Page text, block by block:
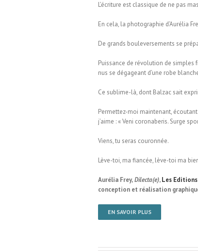
L’écriture est classique de ne pas
En cela, la photographie d’Aurélia
De grands bouleversements se
Puissance de révolution de simples
nus se dégageant d’une robe
Ce sublime-là, dont Balzac sait
Permettez-moi maintenant,
j’aime : « Veni coronaberis. Surge
Viens, tu seras couronnée.
Lève-toi, ma fiancée, lève-toi ma
Aurélia Frey,Dilecta(e),Les Editions
conception et réalisation
EN SAVOIR PLUS